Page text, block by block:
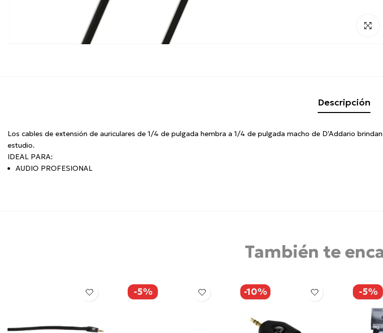
Click
Descripción
Los cables de extensión de auriculares de 1/4 de pulgada hembra a 1/4 de pulgada macho de D'Addario
estudio.
IDEAL PARA:
AUDIO PROFESIONAL
También te
-5% -10% -5%